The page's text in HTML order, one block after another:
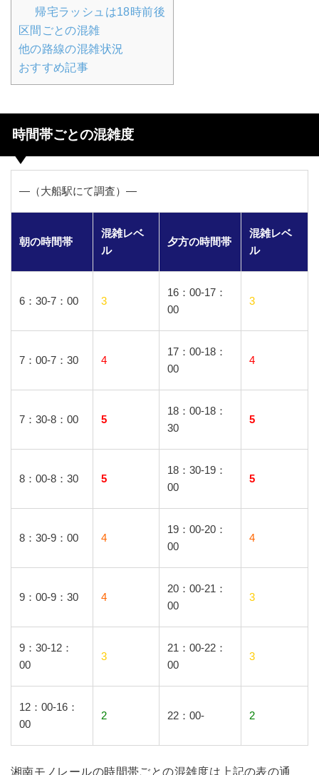
帰宅ラッシュは18時前後
区間ごとの混雑
他の路線の混雑状況
おすすめ記事
時間帯ごとの混雑度
―（大船駅にて調査）―
朝の時間帯
混雑レベ
ル
夕方の時間帯
混雑レベ
ル
6：30-7：00 3
16：00-17：
00
3
7：00-7：30 4
17：00-18：
00
4
7：30-8：00 5
18：00-18：
30
5
8：00-8：30 5
18：30-19：
00
5
8：30-9：00 4
19：00-20：
00
4
9：00-9：30 4
20：00-21：
00
3
9：30-12：
00
3
21：00-22：
00
3
12：00-16：
00
2 22：00- 2
湘南モノレールの時間帯ごとの混雑度は上記の表の通